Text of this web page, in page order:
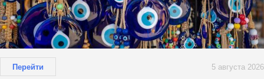
Перейти 5 августа 2026